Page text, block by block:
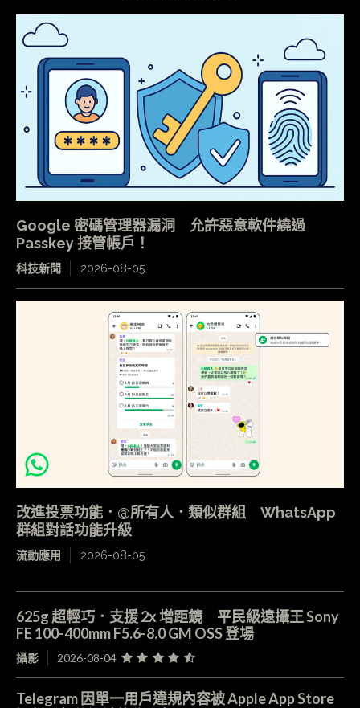
Google 密碼管理器漏洞 允許惡意軟件繞過
Passkey 接管帳戶！
科技新聞 2026-08-05
改進投票功能．@所有人．類似群組 WhatsApp
群組對話功能升級
流動應用 2026-08-05
625g 超輕巧．支援 2x 增距鏡 平民級遠攝王 Sony
FE 100-400mm F5.6-8.0 GM OSS 登場
攝影 2026-08-04
Telegram 因單一用戶違規內容被 Apple App Store